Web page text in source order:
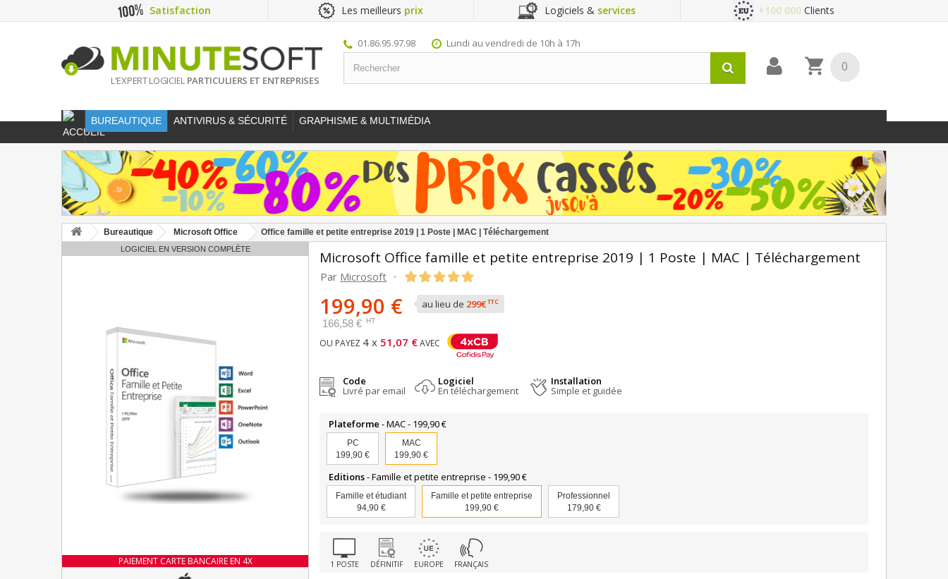
Satisfaction Les meilleurs prix Logiciels & services +100 000Clients
L'EXPERT LOGICIEL PARTICULIERS ET ENTREPRISES
01.86.95.97.98 Lundi au vendredi de 10h à 17h
0
BUREAUTIQUE ANTIVIRUS & SÉCURITÉ GRAPHISME & MULTIMÉDIA
Bureautique Microsoft Office Office famille et petite entreprise 2019 | 1 Poste | MAC | Téléchargement
LOGICIEL EN VERSION COMPLÈTE
PAIEMENT CARTE BANCAIRE EN 4X
Microsoft Office famille et petite entreprise 2019 | 1 Poste | MAC | Téléchargement
Par Microsoft -
199,90 € au lieu de 299€TTC
166,58 € HT
OU PAYEZ 4 x 51,07 €AVEC
Code
Livré par email
Logiciel
En téléchargement
Installation
Simple et guidée
Plateforme- MAC - 199,90 €
PC
199,90 €
MAC
199,90 €
Editions- Famille et petite entreprise - 199,90 €
Famille et étudiant
94,90 €
Famille et petite entreprise
199,90 €
Professionnel
179,90 €
1 POSTE DÉFINITIF EUROPE FRANÇAIS